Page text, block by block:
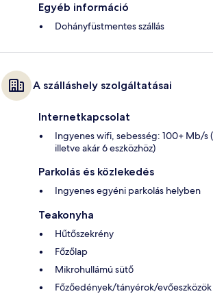
Egyéb információ
Dohányfüstmentes szállás
A szálláshely szolgáltatásai
Internetkapcsolat
Ingyenes wifi, sebesség: 100+ Mb/s
illetve akár 6 eszközhöz)
Parkolás és közlekedés
Ingyenes egyéni parkolás helyben
Teakonyha
Hűtőszekrény
Főzőlap
Mikrohullámú sütő
Főzőedények/tányérok/evőeszközök